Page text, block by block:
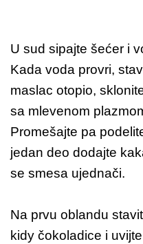
U sud sipajte šećer i
Kada voda provri,
maslac otopio,
sa mlevenom
Promešajte pa
jedan deo dodajte
se smesa ujednači.
Na prvu oblandu
kidy čokoladice i